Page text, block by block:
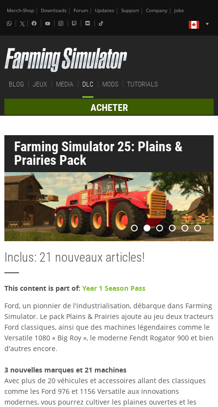
Merch-Shop Downloads Forum Updates Support Company Jobs
BLOG JEUX MEDIA DLC MODS TUTORIALS
ACHETER
Farming Simulator 25: Plains &
Prairies Pack
Inclus: 21 nouveaux articles!
This content is part of: Year 1 Season Pass
Ford, un pionnier de l'industrialisation, débarque dans Farming
Simulator. Le pack Plains & Prairies ajoute au jeu deux tracteurs
Ford classiques, ainsi que des machines légendaires comme le
Versatile 1080 « Big Roy », le moderne Fendt Rogator 900 et bien
d'autres encore.
3 nouvelles marques et 21 machines
Avec plus de 20 véhicules et accessoires allant des classiques
comme les Ford 976 et 1156 Versatile aux innovations
modernes, vous pourrez cultiver les plaines ouvertes et les